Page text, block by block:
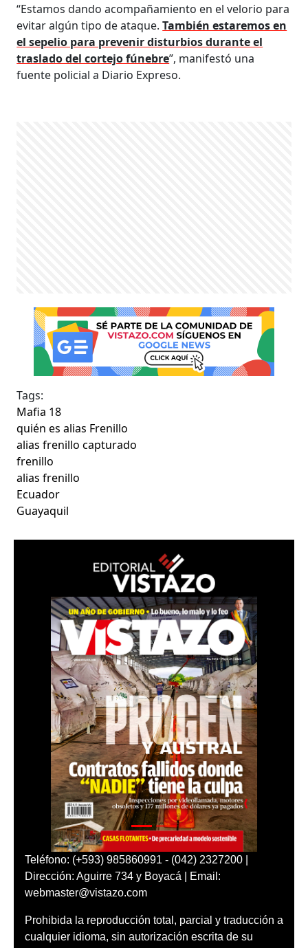
“Estamos dando acompañamiento en el velorio para
evitar algún tipo de ataque.También estaremos en
el sepelio para prevenir disturbios durante el
traslado del cortejo fúnebre”, manifestó una
fuente policial a Diario Expreso.
Tags:
Mafia 18
quién es alias Frenillo
alias frenillo capturado
frenillo
alias frenillo
Ecuador
Guayaquil
Teléfono: (+593) 985860991 - (042) 2327200 |
Dirección: Aguirre 734 y Boyacá | Email:
webmaster@vistazo.com
Prohibida la reproducción total, parcial y traducción a
cualquier idioma, sin autorización escrita de su